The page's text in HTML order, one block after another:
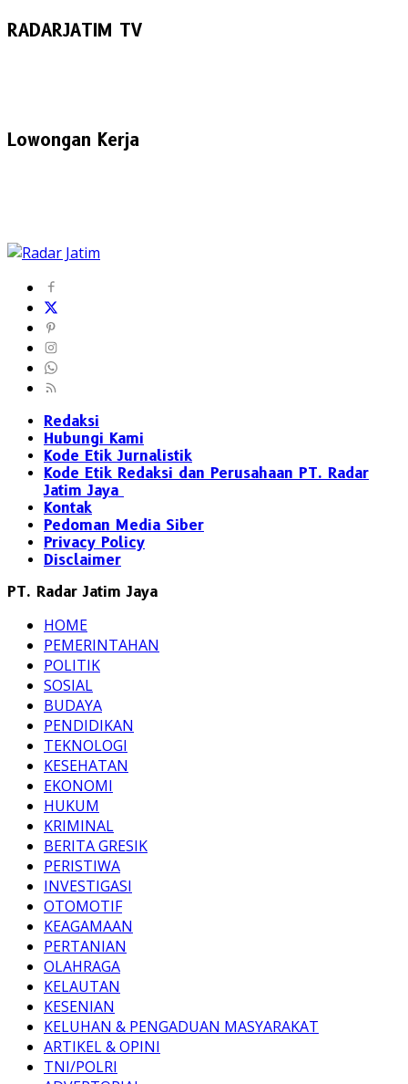
RADARJATIM TV
Lowongan Kerja
Redaksi
Hubungi Kami
Kode Etik Jurnalistik
Kode Etik Redaksi dan Perusahaan PT. Radar
Jatim Jaya
Kontak
Pedoman Media Siber
Privacy Policy
Disclaimer
PT. Radar Jatim Jaya
HOME
PEMERINTAHAN
POLITIK
SOSIAL
BUDAYA
PENDIDIKAN
TEKNOLOGI
KESEHATAN
EKONOMI
HUKUM
KRIMINAL
BERITA GRESIK
PERISTIWA
INVESTIGASI
OTOMOTIF
KEAGAMAAN
PERTANIAN
OLAHRAGA
KELAUTAN
KESENIAN
KELUHAN & PENGADUAN MASYARAKAT
ARTIKEL & OPINI
TNI/POLRI